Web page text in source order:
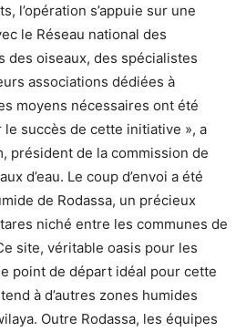
l’opération s’appuie sur une
le Réseau national des
des oiseaux, des spécialistes
associations dédiées à
moyens nécessaires ont été
succès de cette initiative », a
président de la commission de
d’eau. Le coup d’envoi a été
de Rodassa, un précieux
niché entre les communes de
site, véritable oasis pour les
point de départ idéal pour cette
à d’autres zones humides
Outre Rodassa, les équipes